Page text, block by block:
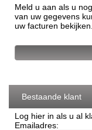
Meld u aan als u
van uw gegevens
uw facturen bekijken.
Bestaande klant
Log hier in als u al
Emailadres: